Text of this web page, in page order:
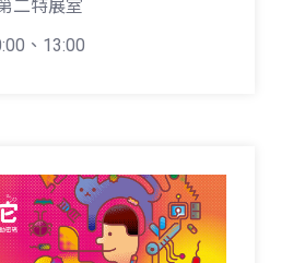
二特展室
、13:00